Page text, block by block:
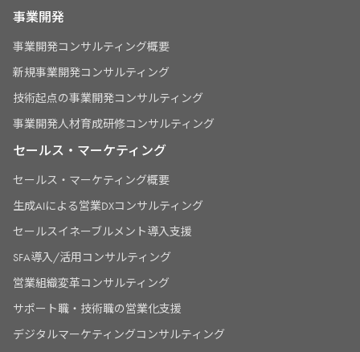
事業開発
事業開発コンサルティング概要
新規事業開発コンサルティング
技術起点の事業開発コンサルティング
事業開発人材育成研修コンサルティング
セールス・マーケティング
セールス・マーケティング概要
生成AIによる営業DXコンサルティング
セールスイネーブルメント導入支援
SFA導入/活用コンサルティング
営業組織変革コンサルティング
サポート職・技術職の営業化支援
デジタルマーケティングコンサルティング